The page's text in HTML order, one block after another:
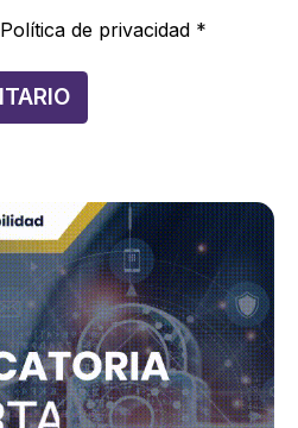
Política de privacidad *